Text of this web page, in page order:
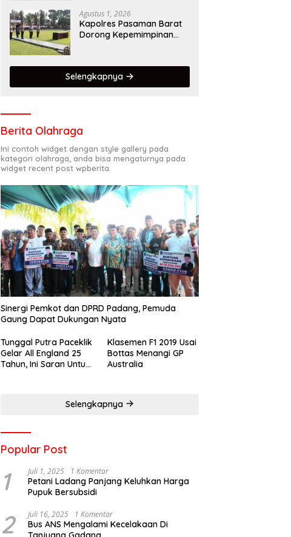
Lalu Lintas,Menggunakan
Perlengkapan
Keselamatan Berkendara
Agustus 1, 2026
Kapolres Pasaman Barat
Dorong Kepemimpinan
Selengkapnya
Berita Olahraga
Ini contoh widget dengan style gallery pada
kategori olahraga, anda bisa mengaturnya pada
widget recent post wpberita.
Sinergi Pemkot dan DPRD Padang, Pemuda
Gaung Dapat Dukungan Nyata
Tunggal Putra Paceklik
Gelar All England 25
Tahun, Ini Saran Untuk
Klasemen F1 2019 Usai
Bottas Menangi GP
Australia
Selengkapnya
Popular Post
1 Juli 1, 2025 1 Komentar
Petani Ladang Panjang Keluhkan Harga
Pupuk Bersubsidi
2 Juli 16, 2025 1 Komentar
Bus ANS Mengalami Kecelakaan Di